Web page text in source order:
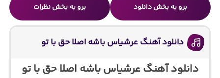
برو به بخش دانلود برو به بخش نظرات
دانلود آهنگ عرشیاس باشه اصلا حق با تو
دانلود آهنگ عرشیاس باشه اصلا حق با تو